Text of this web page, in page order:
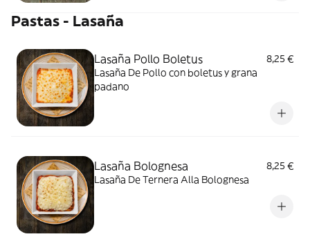
Pastas - Lasaña
Lasaña Pollo Boletus
8,25 €
Lasaña De Pollo con boletus y grana
padano
Lasaña Bolognesa
8,25 €
Lasaña De Ternera Alla Bolognesa